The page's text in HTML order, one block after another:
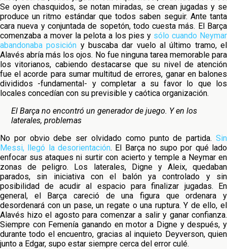
Se oyen chasquidos, se notan miradas, se crean jugadas y se
produce un ritmo estándar que todos saben seguir. Ante tanta
cara nueva y conjuntada de sopetón, todo cuesta más. El Barça
comenzaba a mover la pelota a los pies y sólo cuando Neymar
abandonaba posición y buscaba dar vuelo al último tramo, el
Alavés abría más los ojos. No fue ninguna tarea memorable para
los vitorianos, cabiendo destacarse que su nivel de atención
fue el acorde para sumar multitud de errores, ganar en balones
divididos -fundamental- y completar a su favor lo que los
locales concedían con su previsible y caótica organización.
El Barça no encontró un generador de juego. Y en los
laterales, problemas
No por obvio debe ser olvidado como punto de partida. Sin
Messi, llegó la desorientación. El Barça no supo por qué lado
enfocar sus ataques ni surtir con acierto y temple a Neymar en
zonas de peligro. Los laterales, Digne y Aleix, quedaban
parados, sin iniciativa con el balón ya controlado y sin
posibilidad de acudir al espacio para finalizar jugadas. En
general, el Barça careció de una figura que ordenara y
desordenará con un pase, un regate o una ruptura. Y de ello, el
Alavés hizo el agosto para comenzar a salir y ganar confianza.
Siempre con Femenía ganando en motor a Digne y después, y
durante todo el encuentro, gracias al inquieto Deyverson, quien
junto a Edgar, supo estar siempre cerca del error culé.